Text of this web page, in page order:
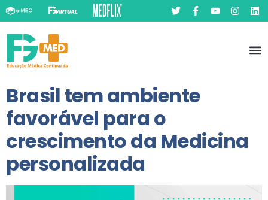
Brasil tem ambiente
favorável para o
crescimento da Medicina
personalizada